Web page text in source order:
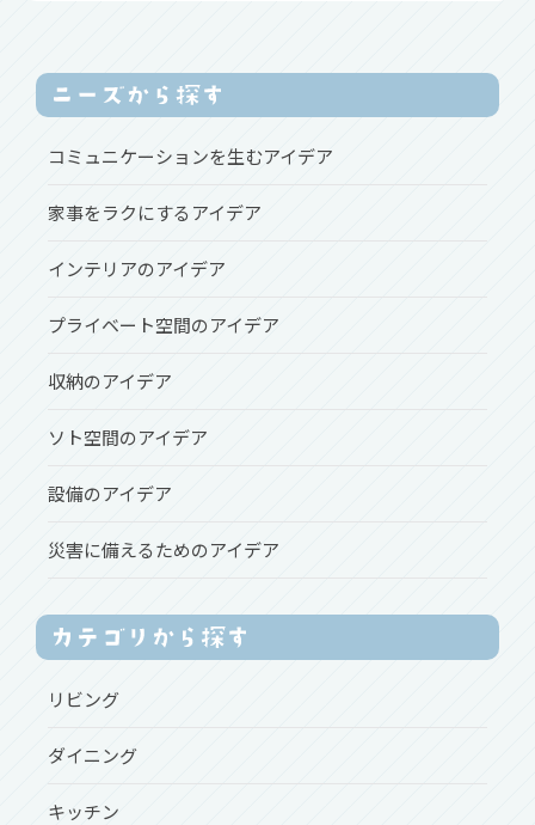
コミュニケーションを生むアイデア
家事をラクにするアイデア
インテリアのアイデア
プライベート空間のアイデア
収納のアイデア
ソト空間のアイデア
設備のアイデア
災害に備えるためのアイデア
リビング
ダイニング
キッチン